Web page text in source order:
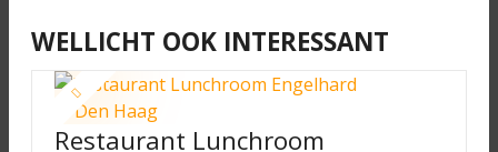
WELLICHT OOK INTERESSANT
Restaurant Lunchroom